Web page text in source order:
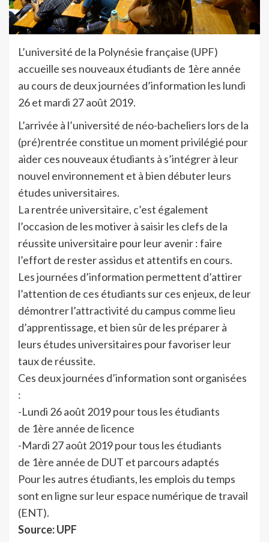
L’université de la Polynésie française (UPF)
accueille ses nouveaux étudiants de 1ère année
au cours de deux journées d’information les lundi
26 et mardi 27 août 2019.
L’arrivée à l’université de néo-bacheliers lors de la
(pré)rentrée constitue un moment privilégié pour
aider ces nouveaux étudiants à s’intégrer à leur
nouvel environnement et à bien débuter leurs
études universitaires.
La rentrée universitaire, c’est également
l’occasion de les motiver à saisir les clefs de la
réussite universitaire pour leur avenir : faire
l’effort de rester assidus et attentifs en cours.
Les journées d’information permettent d’attirer
l’attention de ces étudiants sur ces enjeux, de leur
démontrer l’attractivité du campus comme lieu
d’apprentissage, et bien sûr de les préparer à
leurs études universitaires pour favoriser leur
taux de réussite.
Ces deux journées d’information sont organisées
:
-Lundi 26 août 2019 pour tous les étudiants
de 1ère année de licence
-Mardi 27 août 2019 pour tous les étudiants
de 1ère année de DUT et parcours adaptés
Pour les autres étudiants, les emplois du temps
sont en ligne sur leur espace numérique de travail
(ENT).
Source: UPF